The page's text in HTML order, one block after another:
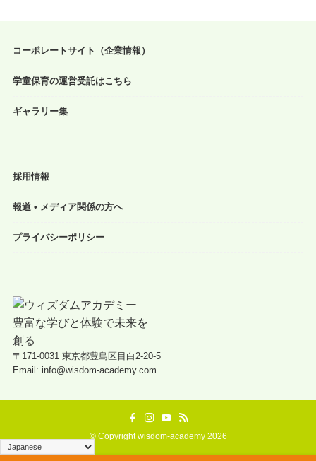
コーポレートサイト（企業情報）
学童保育の運営受託はこちら
ギャラリー集
採用情報
報道 • メディア関係の方へ
プライバシーポリシー
〒171-0031 東京都豊島区目白2-20-5
Email: info@wisdom-academy.com
©Copyright wisdom-academy 2026